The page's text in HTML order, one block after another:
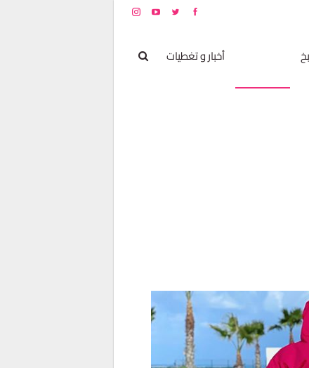
أخبار و تغطيات